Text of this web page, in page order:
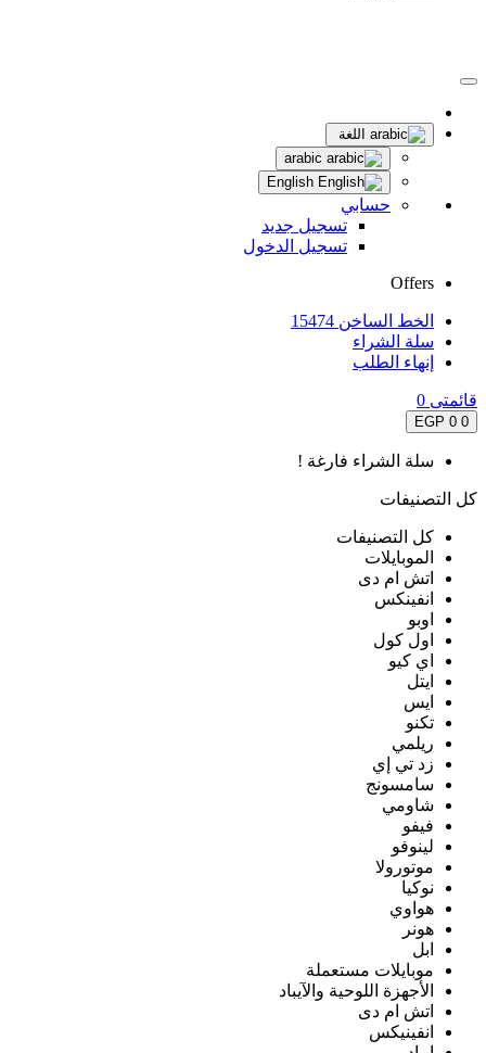
اللغة
حسابي
تسجيل جديد
تسجيل الدخول
Offers
الخط الساخن 15474
سلة الشراء
إنهاء الطلب
قائمتى 0
0
0 EGP
سلة الشراء فارغة !
كل التصنيفات
كل التصنيفات
الموبايلات
اتش ام دى
انفينكس
اوبو
اول كول
اي كيو
ايتل
ايس
تكنو
ريلمي
زد تي إي
سامسونج
شاومي
فيفو
لينوفو
موتورولا
نوكيا
هواوي
هونر
ابل
موبايلات مستعملة
الأجهزة اللوحية والآيباد
اتش ام دى
انفينيكس